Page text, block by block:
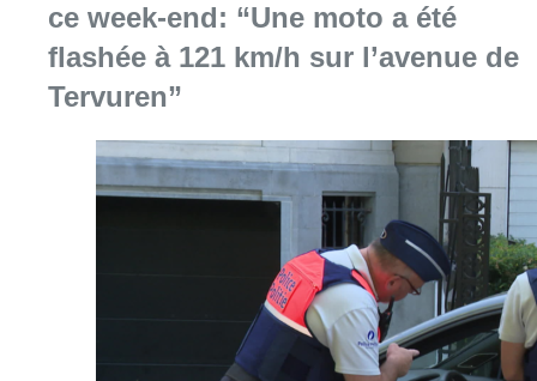
ce week-end: “Une moto a été
flashée à 121 km/h sur l’avenue de
Tervuren”